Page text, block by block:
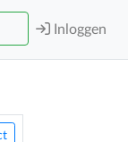
Inloggen